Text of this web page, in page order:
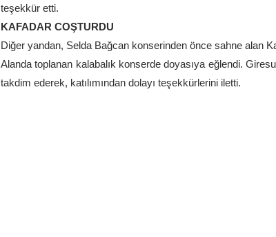
teşekkür etti.
KAFADAR COŞTURDU
Diğer yandan, Selda Bağcan konserinden önce sahne alan
Alanda toplanan kalabalık konserde doyasıya eğlendi.
takdim ederek, katılımından dolayı teşekkürlerini iletti.